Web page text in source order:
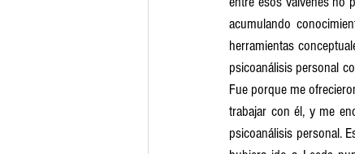
acumulando
herramientas
psicoanálisis personal
Fue porque me
trabajar con él, y me
psicoanálisis personal.